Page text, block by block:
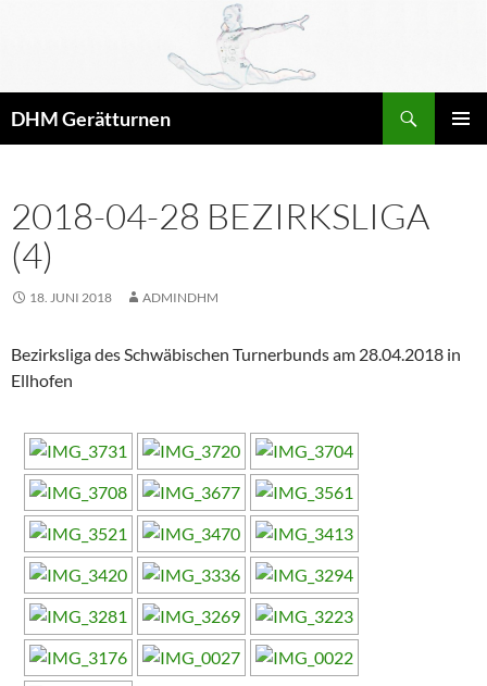
DHM Gerätturnen
2018-04-28 BEZIRKSLIGA
(4)
18. JUNI 2018 ADMINDHM
Bezirksliga des Schwäbischen Turnerbunds am 28.04.2018 in
Ellhofen